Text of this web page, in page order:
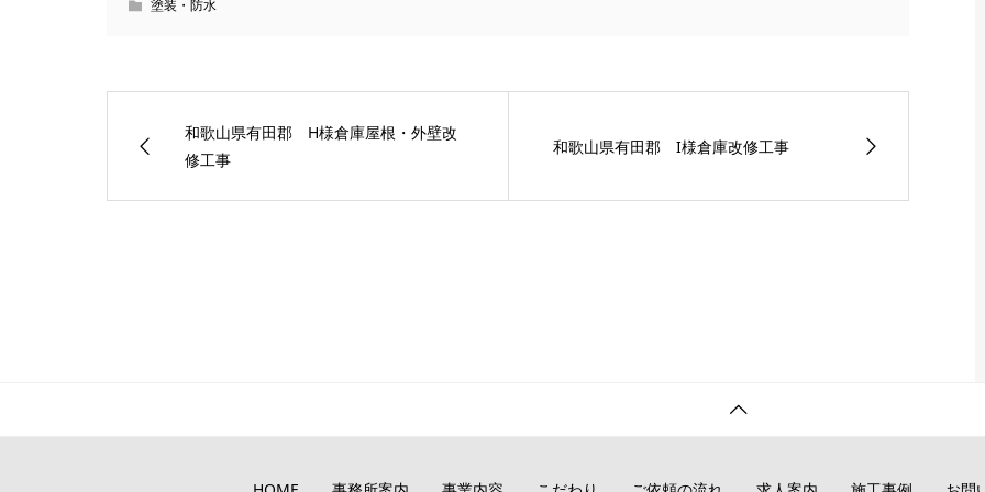
塗装・防水
和歌山県有田郡 H様倉庫屋根・外壁改
修工事
和歌山県有田郡 I様倉庫改修工事